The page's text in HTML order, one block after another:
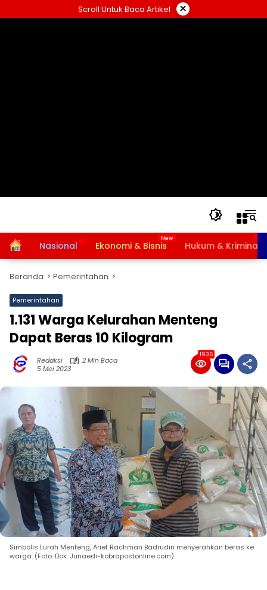
ke
Scroll Untuk Baca Artikel ×
HomeNasional Ekonomi & Bisnis Hukum & Kriminal
Beranda Pemerintahan
Pemerintahan
1.131 Warga Kelurahan Menteng
Dapat Beras 10 Kilogram
Redaksi
2 Min Baca
5 Mei 2023
1936
Simbolis Lurah Menteng, Arief Rachman Badrudin menyerahkan beras ke
warga. (Foto: Dok. Junaedi-kobrapostonline.com).